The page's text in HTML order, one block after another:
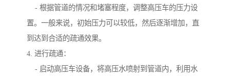
- 根据管道的情况和堵塞程度，调整高压车的压力设
置。一般来说，初始压力可以较低，然后逐渐增加，直
到达到合适的疏通效果。
4. 进行疏通：
- 启动高压车设备，将高压水喷射到管道内，利用水